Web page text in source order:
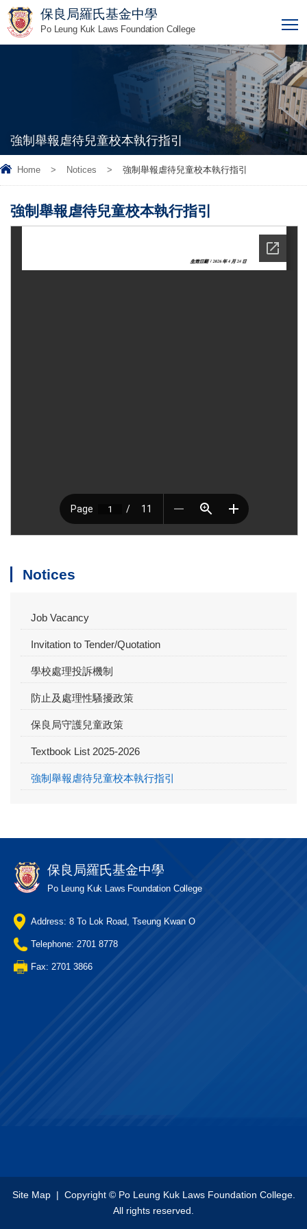
保良局羅氏基金中學
Po Leung Kuk Laws Foundation College
強制舉報虐待兒童校本執行指引
Home > Notices > 強制舉報虐待兒童校本執行指引
強制舉報虐待兒童校本執行指引
Notices
Job Vacancy
Invitation to Tender/Quotation
學校處理投訴機制
防止及處理性騷擾政策
保良局守護兒童政策
Textbook List 2025-2026
強制舉報虐待兒童校本執行指引
保良局羅氏基金中學
Po Leung Kuk Laws Foundation College
Address: 8 To Lok Road, Tseung Kwan O
Telephone: 2701 8778
Fax: 2701 3866
Site Map| Copyright © Po Leung Kuk Laws Foundation College.
All rights reserved.